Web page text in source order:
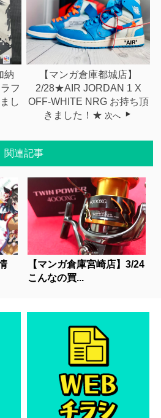
納
フ
し
【マンガ倉庫都城店】
2/28★AIR JORDAN 1 X
OFF-WHITE NRG お持ち頂
きました！★ 次へ
関連記事
【マンガ倉庫宮崎店】3/24
こんなの買...